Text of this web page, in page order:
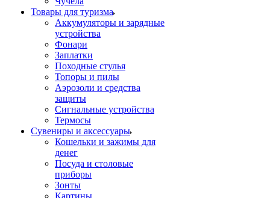
Товары для туризма
Аккумуляторы и зарядные
устройства
Фонари
Заплатки
Походные стулья
Топоры и пилы
Аэрозоли и средства
защиты
Сигнальные устройства
Термосы
Сувениры и аксессуары
Кошельки и зажимы для
денег
Посуда и столовые
приборы
Зонты
Картины